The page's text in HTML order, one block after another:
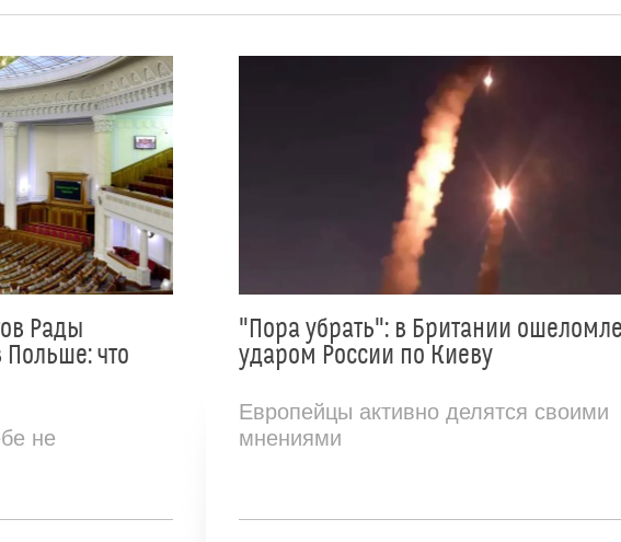
Рады
что
не
"Пора убрать": в Британии
ударом России по Киеву
Европейцы активно делятся своими
мнениями